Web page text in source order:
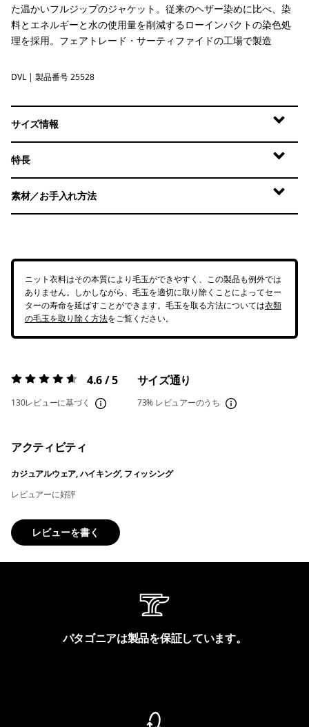
た温かいフルジップのジャケット。従来のヘザー染めに比べ、染
料とエネルギーと水の使用量を削減するローインパクトの染色処
理を採用。フェアトレード・サーティファイドの工場で製造
Dried Vanilla
DVL | 製品番号 25528
サイズ情報
特長
素材／お手入れ方法
ニット衣料はその本質により毛玉ができやすく、この製品も例外では
ありません。しかしながら、毛玉を適切に取り除くことによってセー
ターの寿命を延ばすことができます。毛玉を取る方法については衣類
の毛玉を取り除く方法をご覧ください。
評価:4.6 / 5 4.6 / 5
130レビューに基づく
サイズ通り
73% レビュアーのうち
アクティビティ
カジュアルウェア, ハイキング, フィッシング
レビュアーに好評
レビューを書く
パタゴニアは製品を保証しています。